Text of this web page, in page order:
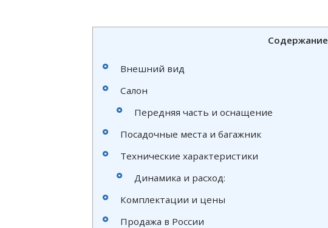
Содержание
Внешний вид
Салон
Передняя часть и оснащение
Посадочные места и багажник
Технические характеристики
Динамика и расход:
Комплектации и цены
Продажа в России